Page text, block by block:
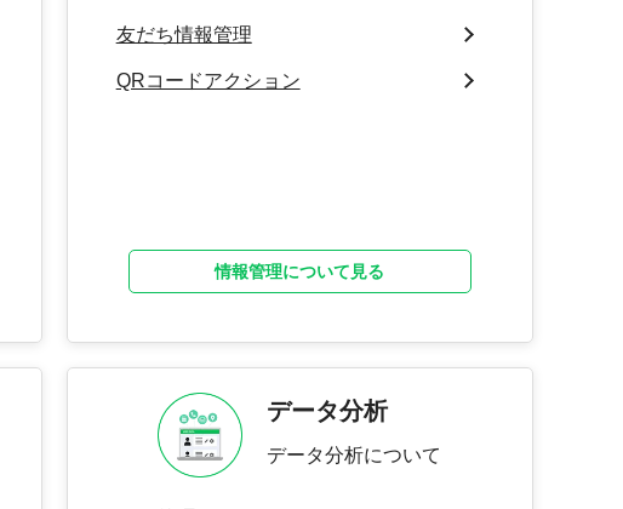
友だち情報管理
QRコードアクション
情報管理について見る
データ分析
データ分析について